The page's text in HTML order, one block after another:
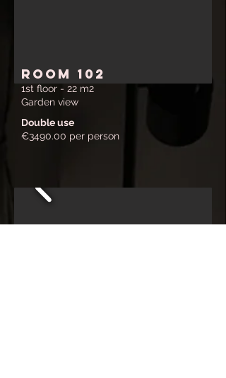
ROOM 102
1st floor - 22 m2
Garden view
Double use
€3490.00 per person